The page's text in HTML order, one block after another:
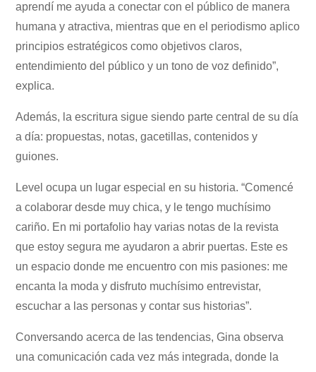
aprendí me ayuda a conectar con el público de manera
humana y atractiva, mientras que en el periodismo aplico
principios estratégicos como objetivos claros,
entendimiento del público y un tono de voz definido”,
explica.
Además, la escritura sigue siendo parte central de su día
a día: propuestas, notas, gacetillas, contenidos y
guiones.
Level ocupa un lugar especial en su historia. “Comencé
a colaborar desde muy chica, y le tengo muchísimo
cariño. En mi portafolio hay varias notas de la revista
que estoy segura me ayudaron a abrir puertas. Este es
un espacio donde me encuentro con mis pasiones: me
encanta la moda y disfruto muchísimo entrevistar,
escuchar a las personas y contar sus historias”.
Conversando acerca de las tendencias, Gina observa
una comunicación cada vez más integrada, donde la